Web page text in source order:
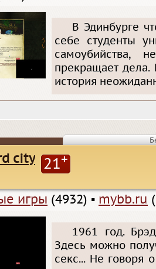
В Эдинбурге
себе студенты
самоубийства,
прекращает
история
city 21+
игры (4932) ▪ mybb.ru
1961 год.
Здесь можно
секс... Не говоря